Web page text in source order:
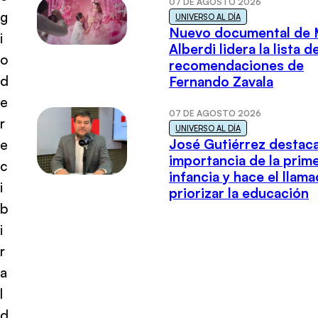
g
i
o
d
e
r
e
c
i
b
i
r
a
l
UNIVERSO AL DÍA
Nuevo documental de
Alberdi lidera la lista
recomendaciones de
Fernando Zavala
07 DE AGOSTO 2026
UNIVERSO AL DÍA
José Gutiérrez
importancia de la
infancia y hace el
priorizar la educación